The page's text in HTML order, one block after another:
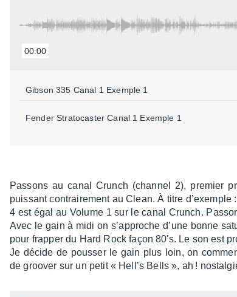
00:00
Gibson 335 Canal 1 Exemple 1
Fender Stra­to­cas­ter Canal 1 Exemple 1
Passons au canal Crunch (chan­nel 2), premier
puis­sant contrai­re­ment au Clean. À titre
4 est égal au Volume 1 sur le canal Crunch.
Avec le gain à midi on s’ap­proche d’une bonne
pour frap­per du Hard Rock façon 80's. Le son est
Je décide de pous­ser le gain plus loin, on
de groo­ver sur un petit « Hell’s Bells », ah !